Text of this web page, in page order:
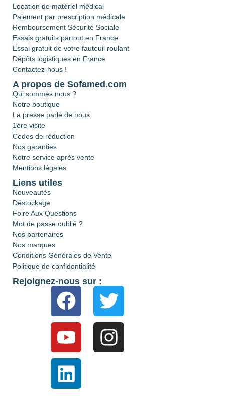
Location de matériel médical
Paiement par prescription médicale
Remboursement Sécurité Sociale
Essais gratuits partout en France
Essai gratuit de votre fauteuil roulant
Dépôts logistiques en France
Contactez-nous !
A propos de Sofamed.com
Qui sommes nous ?
Notre boutique
La presse parle de nous
1ère visite
Codes de réduction
Nos garanties
Notre service après vente
Mentions légales
Liens utiles
Nouveautés
Déstockage
Foire Aux Questions
Mot de passe oublié ?
Nos partenaires
Nos marques
Conditions Générales de Vente
Politique de confidentialité
Rejoignez-nous sur :